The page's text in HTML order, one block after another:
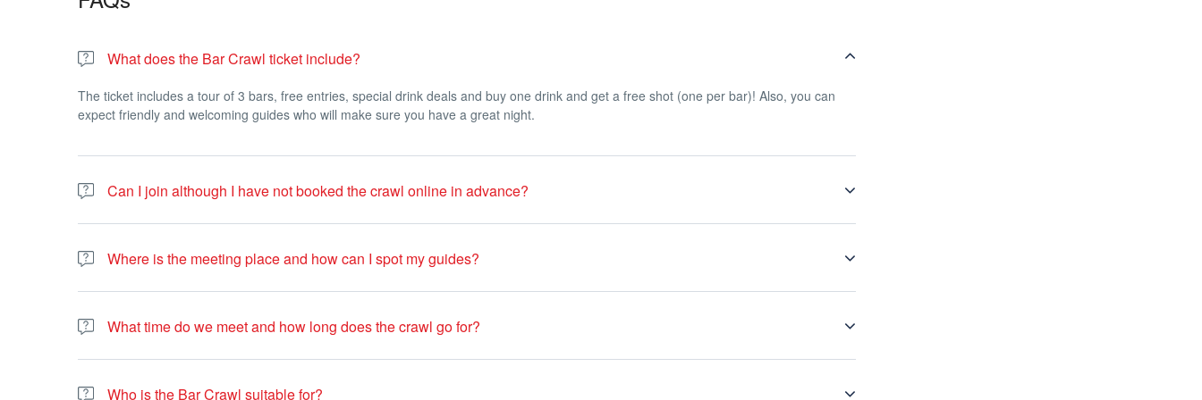
What does the Bar Crawl ticket include?
The ticket includes a tour of 3 bars, free entries, special drink deals and buy one drink and get a free shot (one per bar)! Also, you can
expect friendly and welcoming guides who will make sure you have a great night.
Can I join although I have not booked the crawl online in advance?
Yes. In case you haven’t booked online you can join the bar crawl at any point during the night by paying 30 euros on-spot by using a
credit card.
Where is the meeting place and how can I spot my guides?
We meet inside the bar. Our guides wear a red jacket, sweat shirt or tee-shirt.
What time do we meet and how long does the crawl go for?
We meet between 20:30 to 21:30. If you don’t find us, you can contact us by WhatsApp +33 649 244 407 or ask the bar team. The Pub
Crawl goes on for about 4 to 5 hours.
Who is the Bar Crawl suitable for?